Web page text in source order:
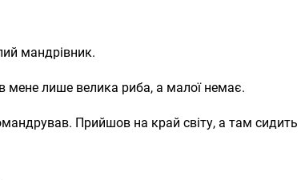
мандрівник.
мене лише велика риба, а малої немає.
Прийшов на край світу, а там сидить